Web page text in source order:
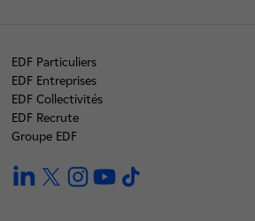
EDF Particuliers
EDF Entreprises
EDF Collectivités
EDF Recrute
Groupe EDF
linkedintwitterinstagramyoutube